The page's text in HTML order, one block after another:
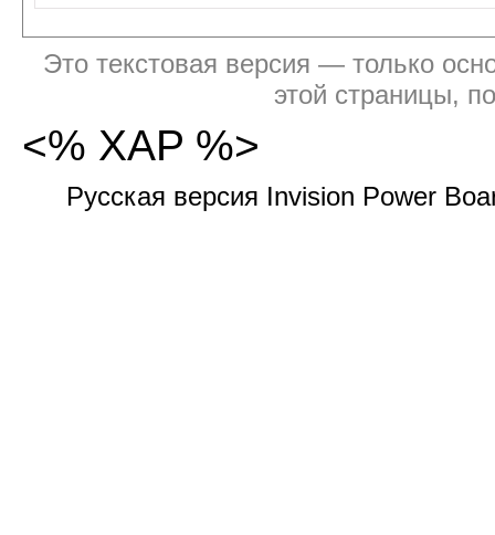
Это текстовая версия — только
этой страницы,
<% XAP %>
Русская версия Invision Power